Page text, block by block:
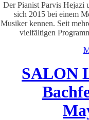
Der Pianist Parvis Hejazi
sich 2015 bei einem
Musiker kennen. Seit
vielfältigen
SALON